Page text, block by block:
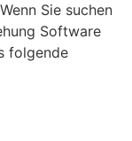
Sie suchen
Software
folgende